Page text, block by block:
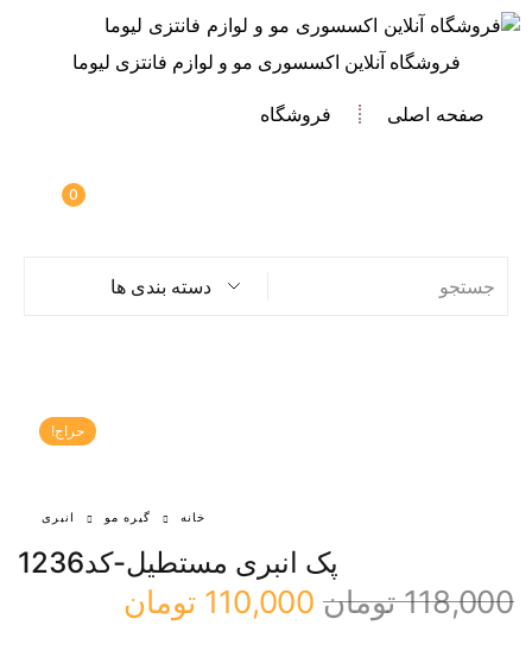
فروشگاه آنلاین اکسسوری مو و لوازم فانتزی لیوما
صفحه اصلی فروشگاه
0
دسته بندی ها
حراج!
خانه گیره مو انبری
پک انبری مستطیل-کد1236
118,000 تومان 110,000 تومان